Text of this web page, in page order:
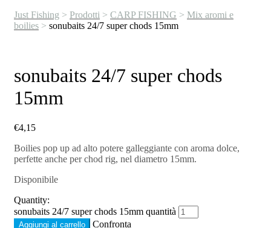
Just Fishing > Prodotti > CARP FISHING > Mix aromi e
boilies > sonubaits 24/7 super chods 15mm
sonubaits 24/7 super chods
15mm
€4,15
Boilies pop up ad alto potere galleggiante con aroma dolce,
perfette anche per chod rig, nel diametro 15mm.
Disponibile
Quantity:
sonubaits 24/7 super chods 15mm quantità
Aggiungi al carrello Confronta